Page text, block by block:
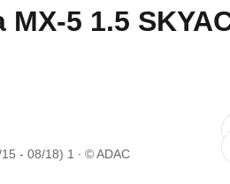
MX-5 1.5
- 08/18) 1 © ADAC